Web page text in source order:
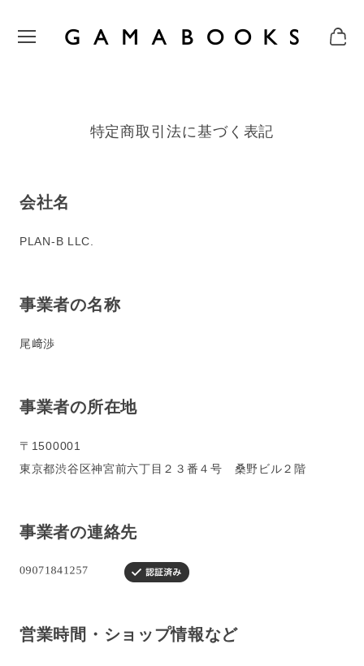
特定商取引法に基づく表記
会社名
PLAN-B LLC.
事業者の名称
尾﨑渉
事業者の所在地
〒1500001
東京都渋谷区神宮前六丁目２３番４号 桑野ビル２階
事業者の連絡先
営業時間・ショップ情報など